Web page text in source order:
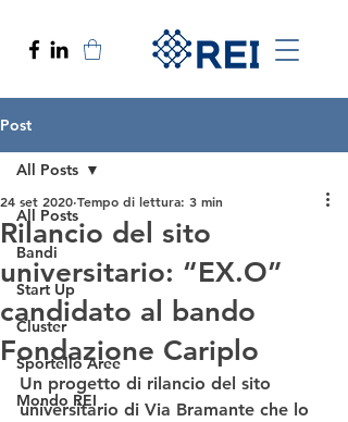
Post
All Posts
Bandi
Start Up
Cluster
Sportello Aree
Mondo REI
All Posts
Rilancio del sito
universitario: “EX.O”
candidato al bando
Fondazione Cariplo
24 set 2020 Tempo di lettura: 3 min
Un progetto di rilancio del sito
universitario di Via Bramante che lo